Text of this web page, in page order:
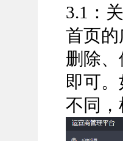
3.1：
首页
删除
即可
不同